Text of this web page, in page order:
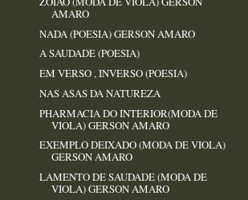
AMARO
NADA (POESIA) GERSON AMARO
A SAUDADE (POESIA)
EM VERSO , INVERSO (POESIA)
NAS ASAS DA NATUREZA
PHARMACIA DO INTERIOR(MODA DE
VIOLA) GERSON AMARO
EXEMPLO DEIXADO (MODA DE VIOLA)
GERSON AMARO
LAMENTO DE SAUDADE (MODA DE
VIOLA) GERSON AMARO